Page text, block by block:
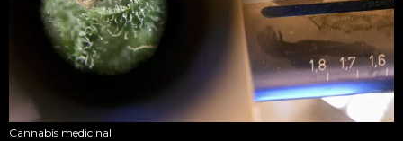
Cannabis medicinal